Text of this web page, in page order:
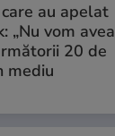
au apelat
„Nu vom avea
20 de
mediu